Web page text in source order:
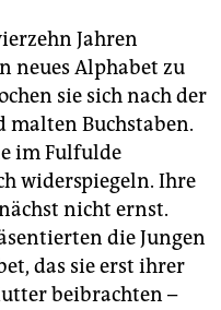
Jahren
neues Alphabet zu
sie sich nach der
malten Buchstaben.
im Fulfulde
widerspiegeln. Ihre
nicht ernst.
die Jungen
das sie erst ihrer
beibrachten –